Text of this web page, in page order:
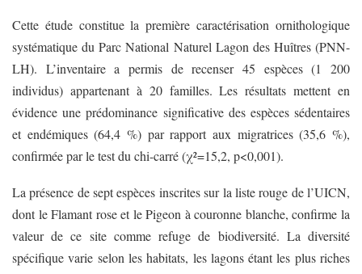
Cette étude constitue la première caractérisation ornithologique
systématique du Parc National Naturel Lagon des Huîtres (PNN-
LH). L’inventaire a permis de recenser 45 espèces (1 200
individus) appartenant à 20 familles. Les résultats mettent en
évidence une prédominance significative des espèces sédentaires
et endémiques (64,4 %) par rapport aux migratrices (35,6 %),
confirmée par le test du chi-carré (χ²=15,2, p<0,001).
La présence de sept espèces inscrites sur la liste rouge de l’UICN,
dont le Flamant rose et le Pigeon à couronne blanche, confirme la
valeur de ce site comme refuge de biodiversité. La diversité
spécifique varie selon les habitats, les lagons étant les plus riches